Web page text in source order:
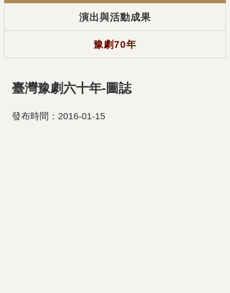
演出與活動成果
豫劇70年
臺灣豫劇六十年-圖誌
發布時間：2016-01-15